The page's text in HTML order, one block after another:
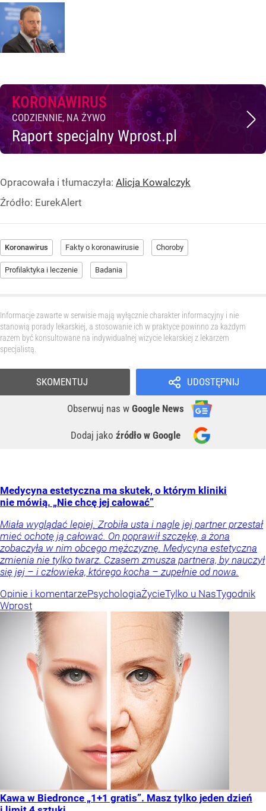
KORONAWIRUS
CODZIENNIE, NA ŻYWO
Raport specjalny Wprost.pl
Opracowała i tłumaczyła: Alicja Kowalczyk
Źródło: EurekAlert
Koronawirus Fakty o koronawirusie Choroby
Profilaktyka i leczenie Badania
Informacje zawarte w serwisie mają wyłącznie charakter informacyjny i nie
stanowią porady lekarskiej, a stosowanie ich w praktyce powinno za każdym
razem być konsultowane na indywidualnej wizycie lekarskiej z lekarzem
specjalistą.
UDOSTĘPNIJ
Obserwuj nas w Google News
Dodaj jako źródło w Google
SKOMENTUJ
Medycyna estetyczna ma skutek, o którym kliniki
nie mówią. „Nie chcę jej całować”
Miała wyglądać lepiej. Zrobiła usta i nagle jej partner przestał
mieć ochotę ją całować. On poprawił szczękę, a żona
zobaczyła w nim obcego mężczyznę. Medycyna estetyczna
zmienia nie tylko twarz. Czasem zmusza partnera, by nauczył
się jej – i człowieka, którego kocha – zupełnie od nowa.
Opinie i komentarzePsychologiaŻycieTylko u NasTygodnik
Wprost
Kawa w Biedronce „1+1 gratis”. Masz tylko jeden dzień